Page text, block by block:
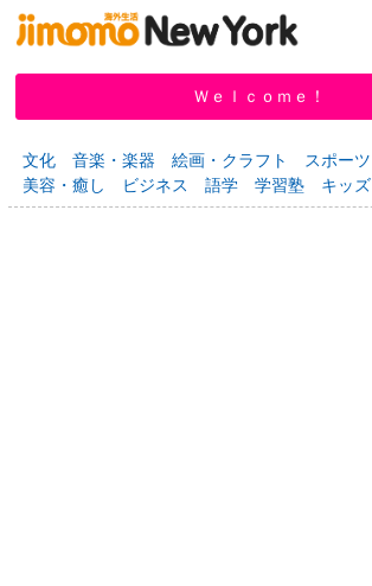
掲示板 タウン情報 教えて！
Ｗｅｌｃｏｍｅ！
文化 音楽・楽器 絵画・クラフト スポーツ
美容・癒し
ビジネス 語学 学習塾 キッズ